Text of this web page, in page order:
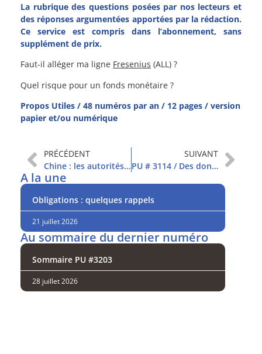
La rubrique des questions posées par nos lecteurs et
des réponses argumentées apportées par la rédaction.
Ce service est compris dans l’abonnement, sans
supplément de prix.
Faut-il alléger ma ligne Fresenius (ALL) ?
Quel risque pour un fonds monétaire ?
Propos Utiles / 48 numéros par an / 12 pages / version
papier et/ou numérique
PRÉCÉDENT
Chine : les autorités à la manoeuvre
SUIVANT
PU # 3114 / Des données américaines plus positives
A la une
Obligations : quelques rappels
21 juillet 2026
Au sommaire du dernier numéro
Sommaire PU #3203
28 juillet 2026